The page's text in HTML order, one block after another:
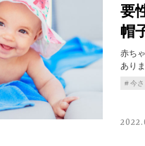
要
帽
赤ち
あり
今